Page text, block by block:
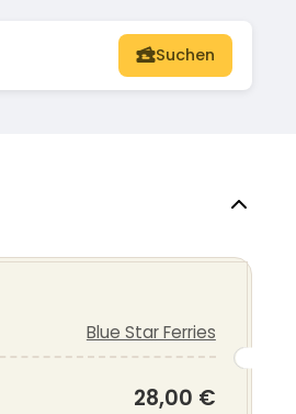
Suchen
Blue Star Ferries
28,00 €